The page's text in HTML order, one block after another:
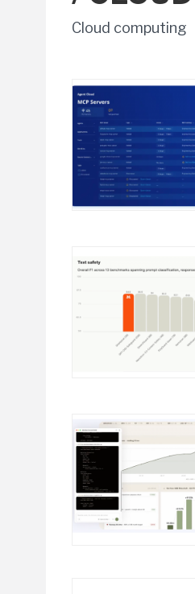
Cloud computing